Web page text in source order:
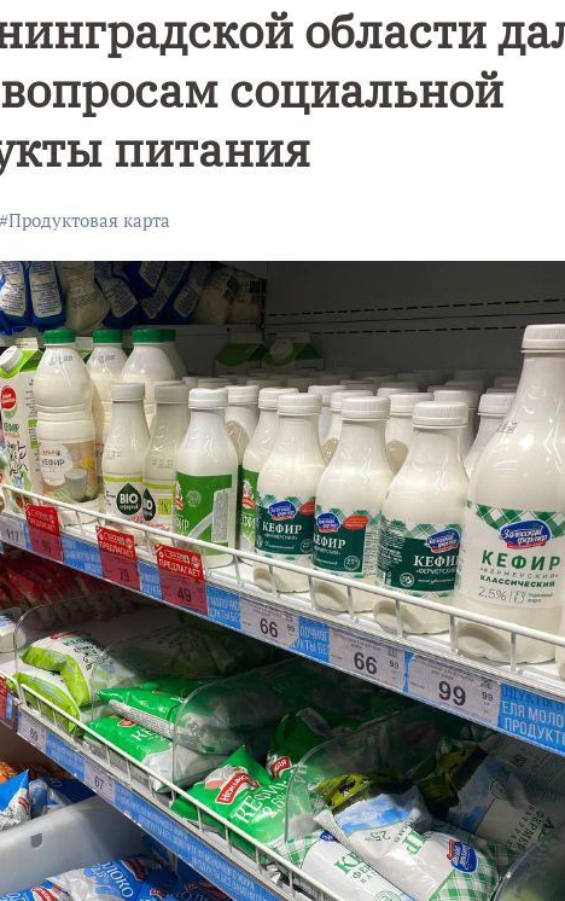
области
социальной
питания
#Продуктовая карта
Уникальное
северное
сияние
запечатлели
над Балтикой
как
после
бурана
АФИША
КУЛЬТУРА
АФИША
КУЛЬТУРА